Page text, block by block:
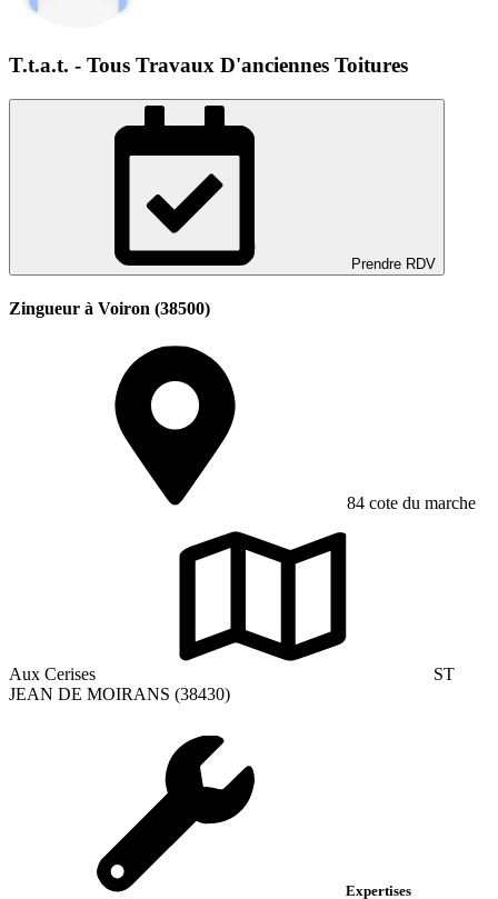
T.t.a.t. - Tous Travaux D'anciennes Toitures
Prendre RDV
Zingueur à Voiron (38500)
84 cote du marche
Aux Cerises
ST
JEAN DE MOIRANS (38430)
Expertises